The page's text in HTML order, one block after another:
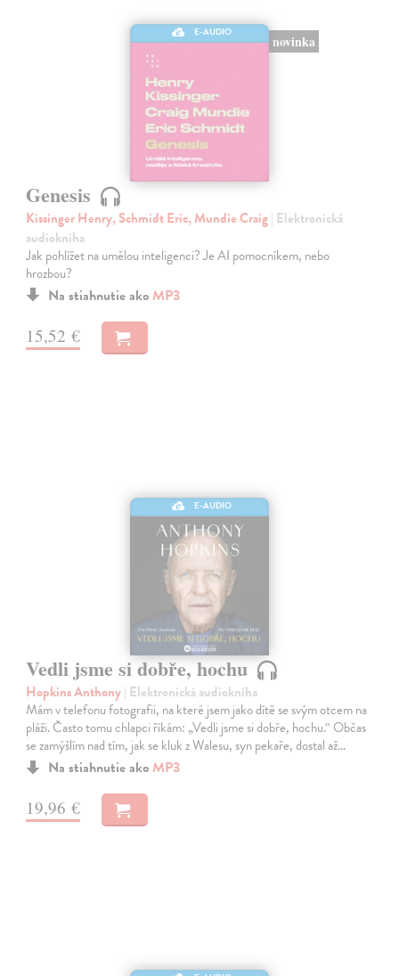
E-AUDIO
novinka
Genesis
Kissinger Henry, Schmidt Eric, Mundie Craig| Elektronická
audiokniha
Jak pohlížet na umělou inteligenci? Je AI pomocníkem, nebo
hrozbou?
Na stiahnutie ako MP3
15,52 €
E-AUDIO
Vedli jsme si dobře, hochu
Hopkins Anthony| Elektronická audiokniha
Mám v telefonu fotografii, na které jsem jako dítě se svým otcem na
pláži. Často tomu chlapci říkám: „Vedli jsme si dobře, hochu.“ Občas
se zamýšlím nad tím, jak se kluk z Walesu, syn pekaře, dostal až…
Na stiahnutie ako MP3
19,96 €